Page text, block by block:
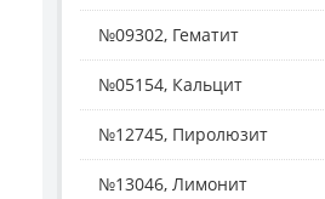
№09302, Гематит
№05154, Кальцит
№12745, Пиролюзит
№13046, Лимонит